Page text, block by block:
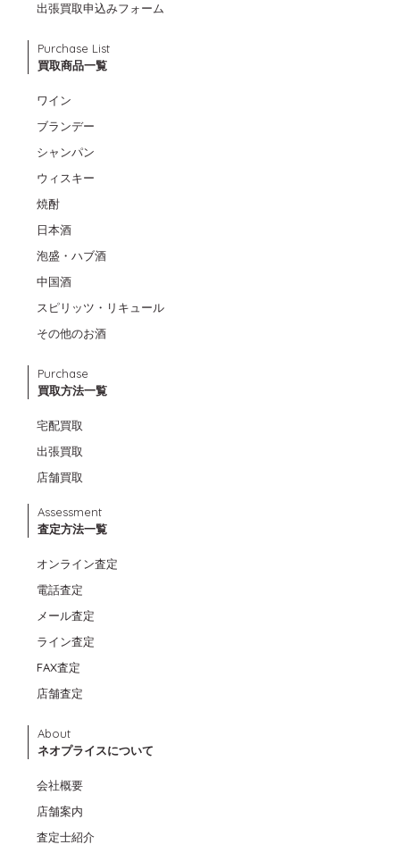
出張買取申込みフォーム
Purchase List
買取商品一覧
ワイン
ブランデー
シャンパン
ウィスキー
焼酎
日本酒
泡盛・ハブ酒
中国酒
スピリッツ・リキュール
その他のお酒
Purchase
買取方法一覧
宅配買取
出張買取
店舗買取
Assessment
査定方法一覧
オンライン査定
電話査定
メール査定
ライン査定
FAX査定
店舗査定
About
ネオプライスについて
会社概要
店舗案内
査定士紹介